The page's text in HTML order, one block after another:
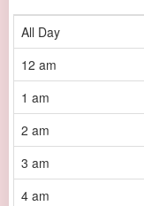
All Day
12 am
1 am
2 am
3 am
4 am